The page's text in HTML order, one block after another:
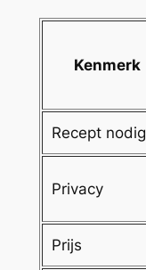
Kenmerk
Recept nodig
Privacy
Prijs